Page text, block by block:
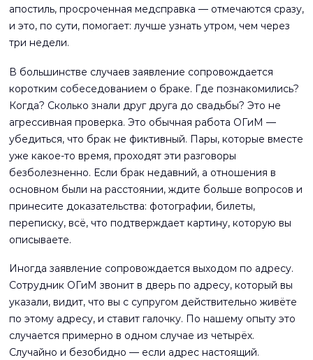
апостиль, просроченная медсправка — отмечаются сразу,
и это, по сути, помогает: лучше узнать утром, чем через
три недели.
В большинстве случаев заявление сопровождается
коротким собеседованием о браке. Где познакомились?
Когда? Сколько знали друг друга до свадьбы? Это не
агрессивная проверка. Это обычная работа ОГиМ —
убедиться, что брак не фиктивный. Пары, которые вместе
уже какое-то время, проходят эти разговоры
безболезненно. Если брак недавний, а отношения в
основном были на расстоянии, ждите больше вопросов и
принесите доказательства: фотографии, билеты,
переписку, всё, что подтверждает картину, которую вы
описываете.
Иногда заявление сопровождается выходом по адресу.
Сотрудник ОГиМ звонит в дверь по адресу, который вы
указали, видит, что вы с супругом действительно живёте
по этому адресу, и ставит галочку. По нашему опыту это
случается примерно в одном случае из четырёх.
Случайно и безобидно — если адрес настоящий.